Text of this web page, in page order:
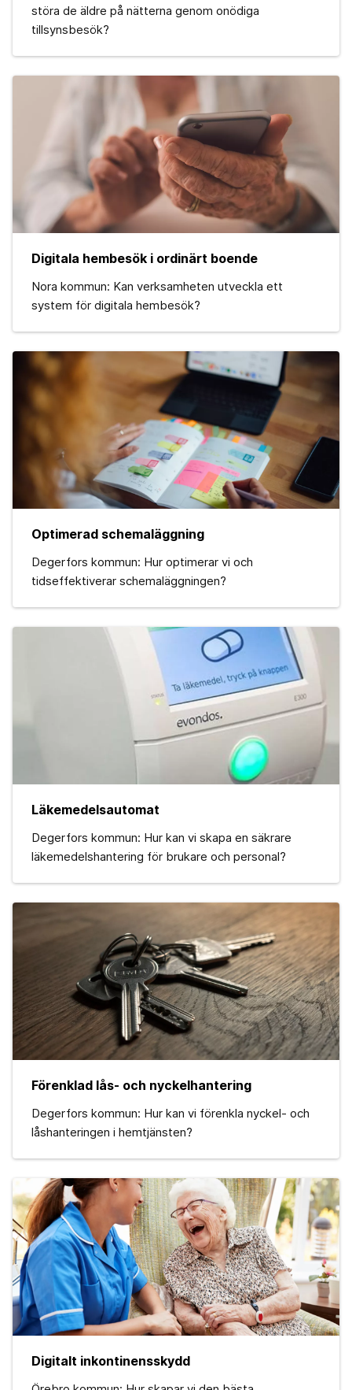
störa de äldre på nätterna genom onödiga
tillsynsbesök?
Digitala hembesök i ordinärt boende
Nora kommun: Kan verksamheten utveckla ett
system för digitala hembesök?
Optimerad schemaläggning
Degerfors kommun: Hur optimerar vi och
tidseffektiverar schemaläggningen?
Läkemedelsautomat
Degerfors kommun: Hur kan vi skapa en säkrare
läkemedelshantering för brukare och personal?
Förenklad lås- och nyckelhantering
Degerfors kommun: Hur kan vi förenkla nyckel- och
låshanteringen i hemtjänsten?
Digitalt inkontinensskydd